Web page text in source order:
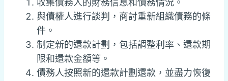
收集債務人的財務信息和債務情況。
與債權人進行談判，商討重新組織債務的條
件。
制定新的還款計劃，包括調整利率、還款期
限和還款金額等。
債務人按照新的還款計劃還款，並盡力恢復